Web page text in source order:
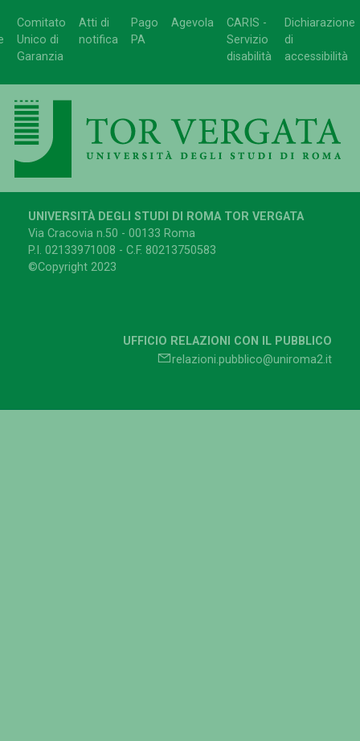
Comitato
Unico di
Garanzia
Atti di
notifica
Pago
PA
Agevola
CARIS -
Servizio
disabilità
Dichiarazione
di
accessibilità
UNIVERSITÀ DEGLI STUDI DI ROMA TOR VERGATA
Via Cracovia n.50 - 00133 Roma
P.I. 02133971008 - C.F. 80213750583
©Copyright 2023
UFFICIO RELAZIONI CON IL PUBBLICO
relazioni.pubblico@uniroma2.it